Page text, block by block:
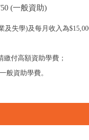
(一般資助)
及失學)及每月收入為
繳付高額資助學費；
般資助學費。